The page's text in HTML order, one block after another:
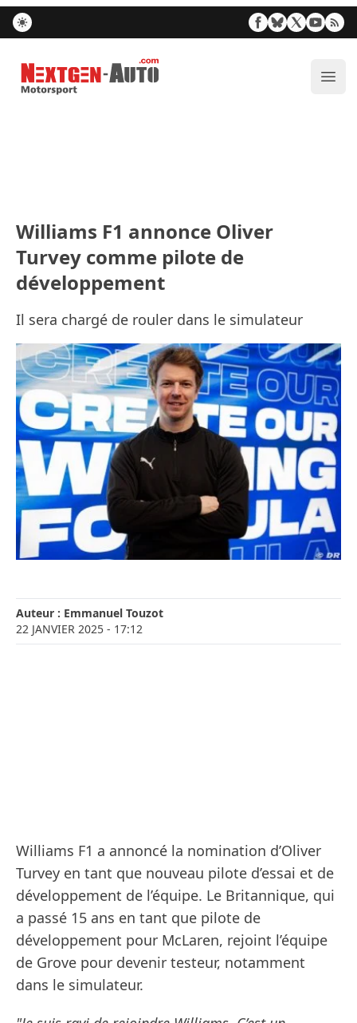
Nextgen-Auto.com
Williams F1 annonce Oliver
Turvey comme pilote de
développement
Il sera chargé de rouler dans le simulateur
Auteur : Emmanuel Touzot
22 JANVIER 2025 - 17:12
Williams F1 a annoncé la nomination d’Oliver
Turvey en tant que nouveau pilote d’essai et de
développement de l’équipe. Le Britannique, qui
a passé 15 ans en tant que pilote de
développement pour McLaren, rejoint l’équipe
de Grove pour devenir testeur, notamment
dans le simulateur.